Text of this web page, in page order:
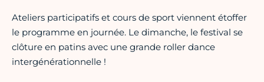
Ateliers participatifs et cours de sport viennent étoffer
le programme en journée. Le dimanche, le festival se
clôture en patins avec une grande roller dance
intergénérationnelle !